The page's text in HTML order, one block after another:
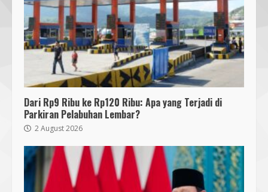
Dari Rp9 Ribu ke Rp120 Ribu: Apa yang Terjadi di
Parkiran Pelabuhan Lembar?
2 August 2026